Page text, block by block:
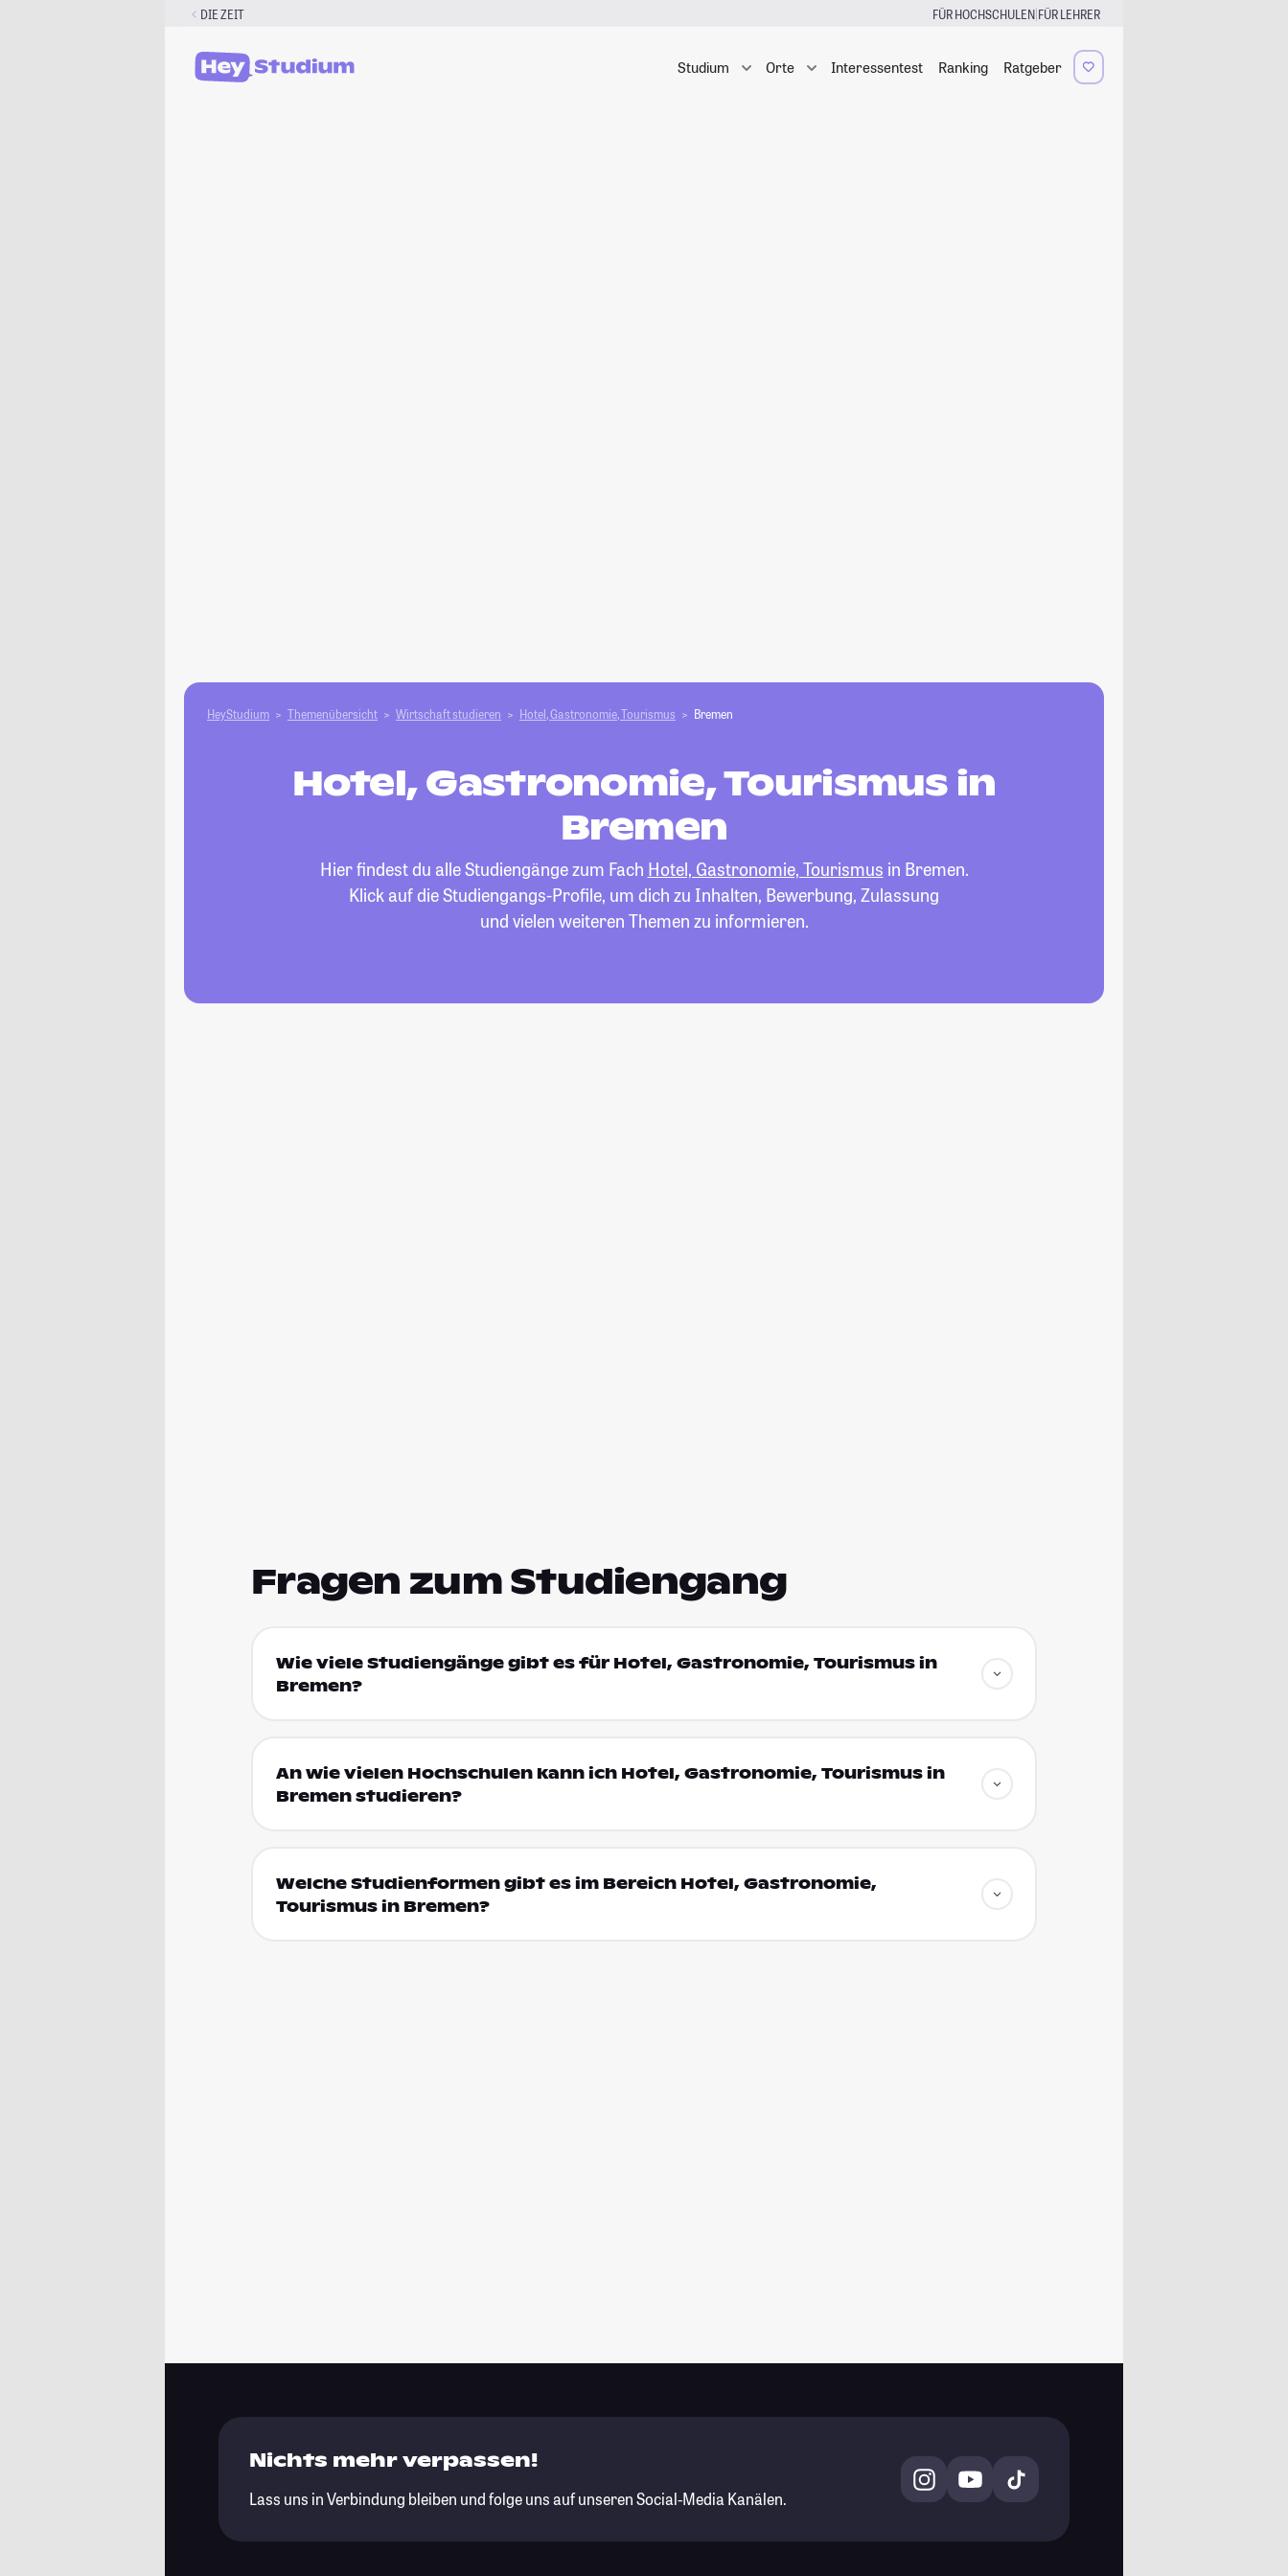
DIE ZEIT FÜR HOCHSCHULEN|FÜR LEHRER
Studium Orte Interessentest Ranking Ratgeber
HeyStudium Themenübersicht Wirtschaft studieren Hotel, Gastronomie, Tourismus Bremen
Hotel, Gastronomie, Tourismus in
Bremen
Hier findest du alle Studiengänge zum Fach Hotel, Gastronomie, Tourismus in Bremen.
Klick auf die Studiengangs-Profile, um dich zu Inhalten, Bewerbung, Zulassung
und vielen weiteren Themen zu informieren.
Fragen zum Studiengang
Wie viele Studiengänge gibt es für Hotel, Gastronomie, Tourismus in
Bremen?
An wie vielen Hochschulen kann ich Hotel, Gastronomie, Tourismus in
Bremen studieren?
Welche Studienformen gibt es im Bereich Hotel, Gastronomie,
Tourismus in Bremen?
Nichts mehr verpassen!
Lass uns in Verbindung bleiben und folge uns auf unseren Social-Media Kanälen.